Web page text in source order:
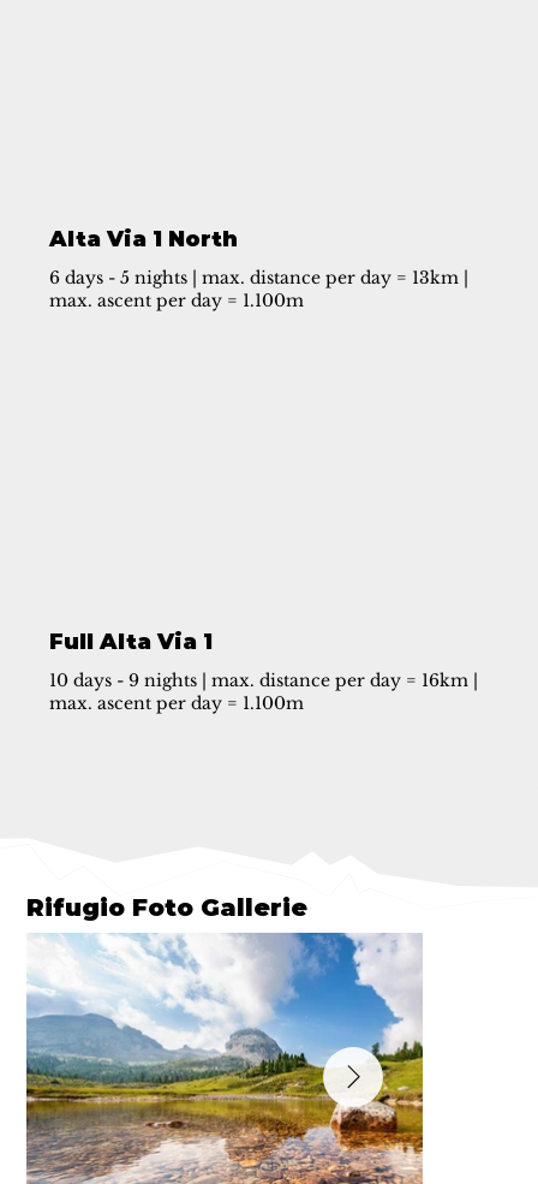
Alta Via 1 North
6 days - 5 nights | max. distance per day = 13km |
max. ascent per day = 1.100m
Full Alta Via 1
10 days - 9 nights | max. distance per day = 16km |
max. ascent per day = 1.100m
Rifugio Foto Gallerie